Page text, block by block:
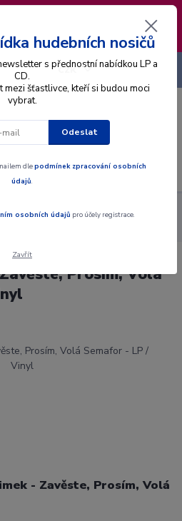
dovolenou. Datum
se posouvá na pátek
🐋
Menu
CZK
Šimek - Zavěste, Prosím, Volá
Prosím, Volá
- Zavěste, Prosím, Volá
hudebních nosičů
s přednostní nabídkou LP a
CD.
mezi šťastlivce, kteří si budou moci
vybrat.
Odeslat
dlepodmínek zpracování osobních
údajů.
osobních údajů pro účely registrace.
Zavřít